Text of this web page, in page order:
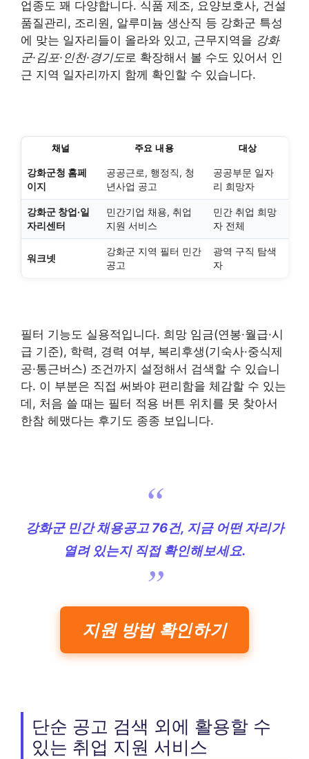
업종도 꽤 다양합니다. 식품 제조, 요양보호사, 건설
품질관리, 조리원, 알루미늄 생산직 등 강화군 특성
에 맞는 일자리들이 올라와 있고, 근무지역을 강화
군·김포·인천·경기도로 확장해서 볼 수도 있어서 인
근 지역 일자리까지 함께 확인할 수 있습니다.
채널 주요 내용 대상
강화군청 홈페
이지
공공근로, 행정직, 청
년사업 공고
공공부문 일자
리 희망자
강화군 창업·일
자리센터
민간기업 채용, 취업
지원 서비스
민간 취업 희망
자 전체
워크넷
강화군 지역 필터 민간
공고
광역 구직 탐색
자
필터 기능도 실용적입니다. 희망 임금(연봉·월급·시
급 기준), 학력, 경력 여부, 복리후생(기숙사·중식제
공·통근버스) 조건까지 설정해서 검색할 수 있습니
다. 이 부분은 직접 써봐야 편리함을 체감할 수 있는
데, 처음 쓸 때는 필터 적용 버튼 위치를 못 찾아서
한참 헤맸다는 후기도 종종 보입니다.
강화군 민간 채용공고 76건, 지금 어떤 자리가
열려 있는지 직접 확인해보세요.
지원 방법 확인하기
단순 공고 검색 외에 활용할 수
있는 취업 지원 서비스